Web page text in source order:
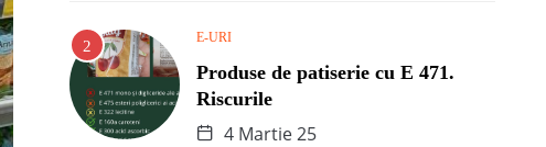
E-URI
Produse de patiserie cu E 471.
Riscurile
4 Martie 25